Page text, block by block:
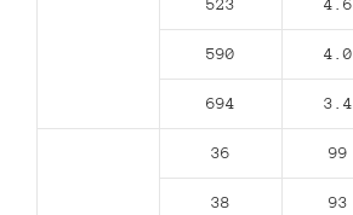
523 4.6
590 4.0
694 3.4
36 99
38 93